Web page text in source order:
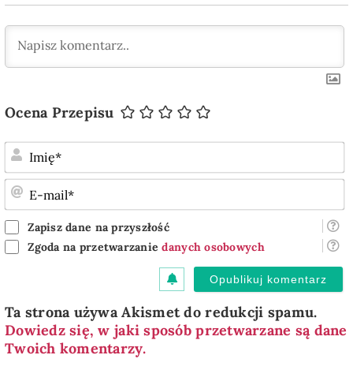
Ocena Przepisu
Zapisz dane na przyszłość
Zgoda na przetwarzaniedanych osobowych
Ta strona używa Akismet do redukcji spamu.
Dowiedz się, w jaki sposób przetwarzane są dane
Twoich komentarzy.